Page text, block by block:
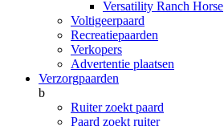
Versatility Ranch Horse
Voltigeerpaard
Recreatiepaarden
Verkopers
Advertentie plaatsen
Verzorgpaarden
b
Ruiter zoekt paard
Paard zoekt ruiter